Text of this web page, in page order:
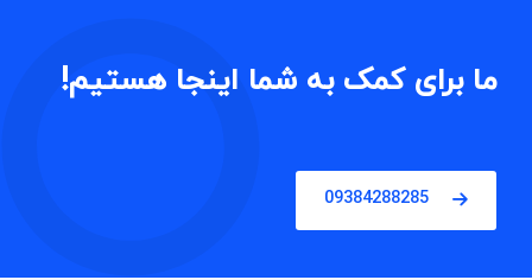
ما برای کمک به شما اینجا هستیم!
09384288285